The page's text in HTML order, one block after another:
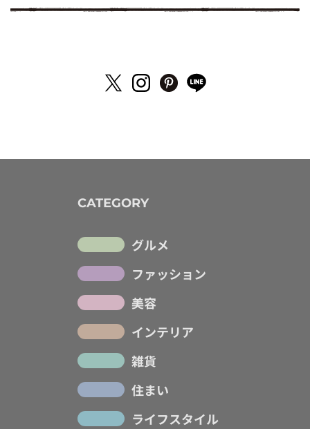
CATEGORY
グルメ
ファッション
美容
インテリア
雑貨
住まい
ライフスタイル